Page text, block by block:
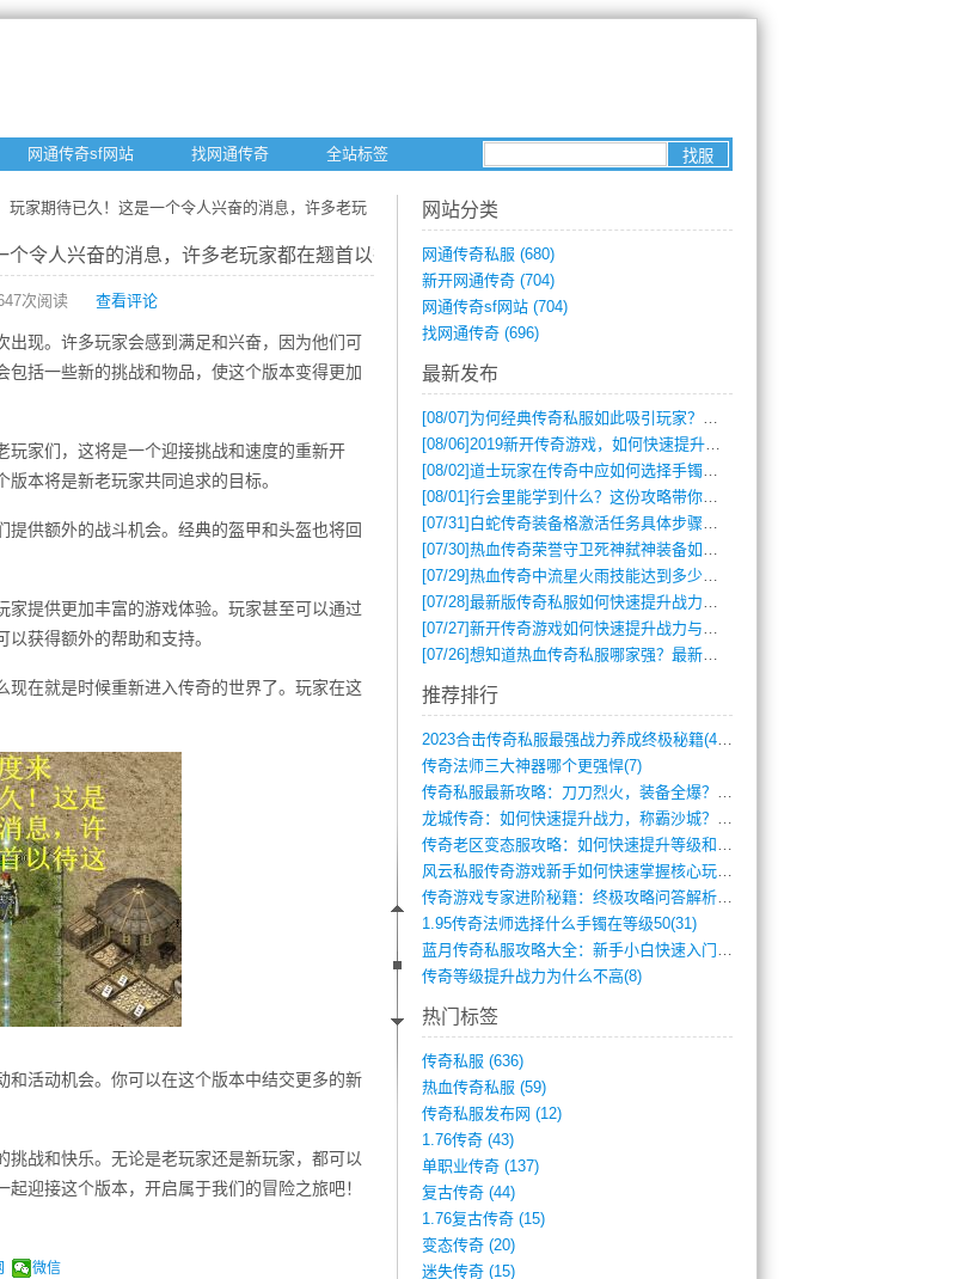
网通传奇sf网站 找网通传奇 全站标签
玩家期待已久！这是一个令人兴奋的消息，许多老玩
令人兴奋的消息，许多老玩家都在翘首以待这个版本的到来。
次阅读 查看评论
现。许多玩家会感到满足和兴奋，因为他们可
括一些新的挑战和物品，使这个版本变得更加
家们，这将是一个迎接挑战和速度的重新开
本将是新老玩家共同追求的目标。
供额外的战斗机会。经典的盔甲和头盔也将回
提供更加丰富的游戏体验。玩家甚至可以通过
获得额外的帮助和支持。
在就是时候重新进入传奇的世界了。玩家在这
活动机会。你可以在这个版本中结交更多的新
战和快乐。无论是老玩家还是新玩家，都可以
迎接这个版本，开启属于我们的冒险之旅吧！
微信
网站分类
网通传奇私服 (680)
新开网通传奇 (704)
网通传奇sf网站 (704)
找网通传奇 (696)
最新发布
[08/07] 为何经典传奇私服如此吸引玩家？深度攻略解析
[08/06]2019新开传奇游戏，如何快速提升角色等级？
[08/02]道士玩家在传奇中应如何选择手镯装备？
[08/01]行会里能学到什么？这份攻略带你全掌握
[07/31] 白蛇传奇装备格激活任务具体步骤是什么？如何完成？
[07/30]热血传奇荣誉守卫死神弑神装备如何获取与佩戴攻略？
[07/29]热血传奇中流星火雨技能达到多少级可以开始练装备？
[07/28]最新版传奇私服如何快速提升战力与获取稀有装备？
[07/27]新开传奇游戏如何快速提升战力与获取稀有装备？
[07/26]想知道热血传奇私服哪家强？最新排行榜攻略全解析
推荐排行
2023合击传奇私服最强战力养成终极秘籍(428)
传奇法师三大神器哪个更强悍(7)
传奇私服最新攻略：刀刀烈火，装备全爆？攻(813)
龙城传奇：如何快速提升战力，称霸沙城？(802)
传奇老区变态服攻略：如何快速提升等级和战(379)
风云私服传奇游戏新手如何快速掌握核心玩法(616)
传奇游戏专家进阶秘籍：终极攻略问答解析(848)
1.95传奇法师选择什么手镯在等级50(31)
蓝月传奇私服攻略大全：新手小白快速入门指(386)
传奇等级提升战力为什么不高(8)
热门标签
传奇私服 (636)
热血传奇私服 (59)
传奇私服发布网 (12)
1.76传奇 (43)
单职业传奇 (137)
复古传奇 (44)
1.76复古传奇 (15)
变态传奇 (20)
迷失传奇 (15)